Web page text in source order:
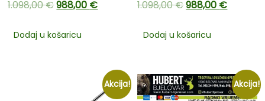
1.098,00€988,00 €
Dodaj u košaricu
1.098,00€988,00 €
Dodaj u košaricu
Akcija! Akcija!